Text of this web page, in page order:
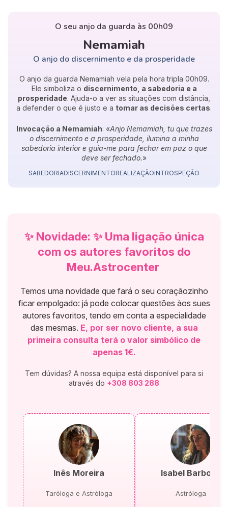
O seu anjo da guarda às 00h09
Nemamiah
O anjo do discernimento e da prosperidade
O anjo da guarda Nemamiah vela pela hora tripla 00h09.
Ele simboliza o discernimento, a sabedoria e a
prosperidade. Ajuda-o a ver as situações com distância,
a defender o que é justo e a tomar as decisões certas.
Invocação a Nemamiah: «Anjo Nemamiah, tu que trazes
o discernimento e a prosperidade, ilumina a minha
sabedoria interior e guia-me para fechar em paz o que
deve ser fechado.»
SABEDORIADISCERNIMENTOREALIZAÇÃOINTROSPEÇÃO
✨ Novidade: ✨ Uma ligação única
com os autores favoritos do
Meu.Astrocenter
Temos uma novidade que fará o seu coraçãozinho
ficar empolgado: já pode colocar questões àos sues
autores favoritos, tendo em conta a especialidade
das mesmas. E, por ser novo cliente, a sua
primeira consulta terá o valor simbólico de
apenas 1€.
Tem dúvidas? A nossa equipa está disponível para si
através do +308 803 288
Inês Moreira
Taróloga e Astróloga
Isabel Barbosa
Astróloga